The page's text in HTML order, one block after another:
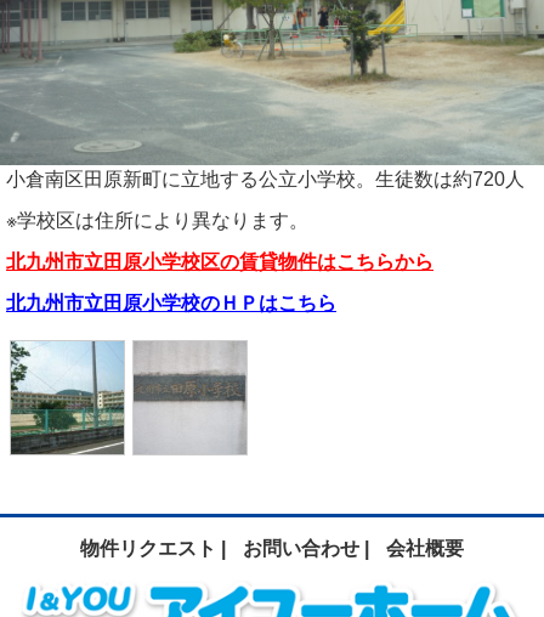
小倉南区田原新町に立地する公立小学校。生徒数は約720人
※学校区は住所により異なります。
北九州市立田原小学校区の賃貸物件はこちらから
北九州市立田原小学校のＨＰはこちら
物件リクエスト | お問い合わせ | 会社概要